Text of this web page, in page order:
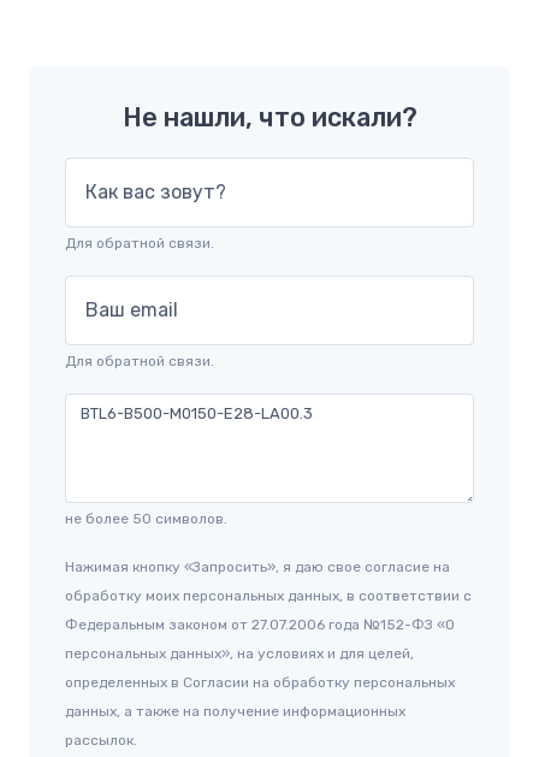
Не нашли, что искали?
Как вас зовут?
Для обратной связи.
Ваш email
Для обратной связи.
не более 50 символов.
Нажимая кнопку «Запросить», я даю свое согласие на
обработку моих персональных данных, в соответствии с
Федеральным законом от 27.07.2006 года №152-ФЗ «О
персональных данных», на условиях и для целей,
определенных в Согласии на обработку персональных
данных, а также на получение информационных
рассылок.